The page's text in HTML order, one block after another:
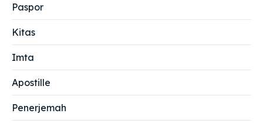
Paspor
Kitas
Imta
Apostille
Penerjemah